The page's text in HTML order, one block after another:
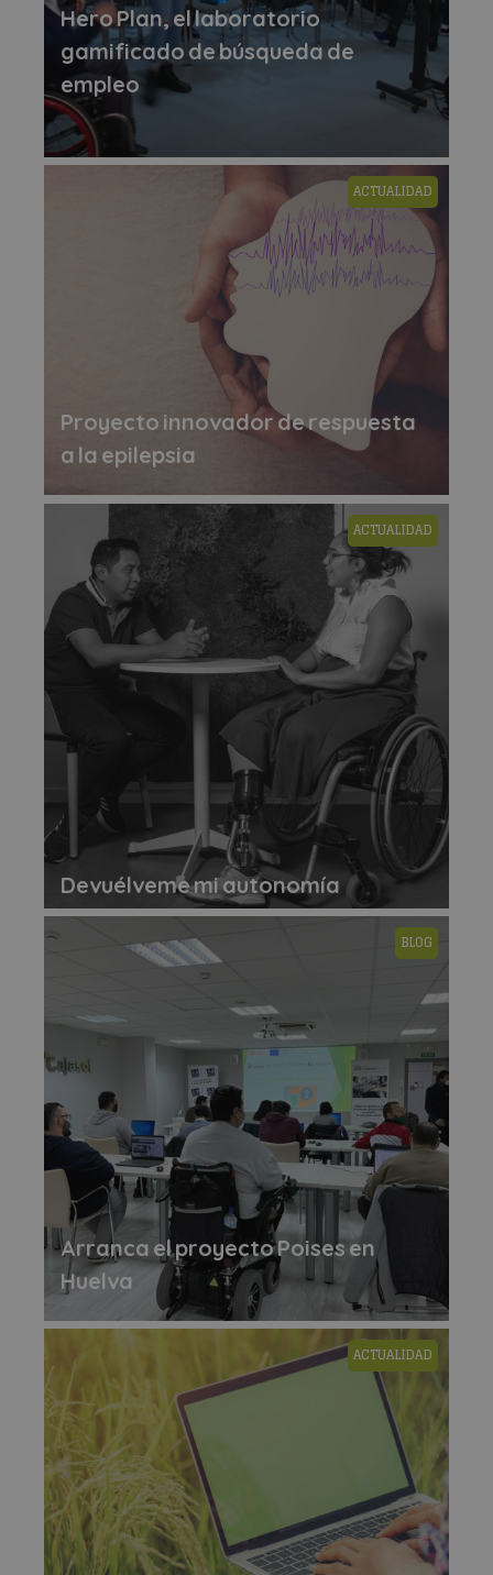
Hero Plan, el laboratorio
gamificado de búsqueda de
empleo
Proyecto innovador de respuesta
a la epilepsia
ACTUALIDAD
Devuélveme mi autonomía
ACTUALIDAD
Arranca el proyecto Poises en
Huelva
BLOG
ACTUALIDAD